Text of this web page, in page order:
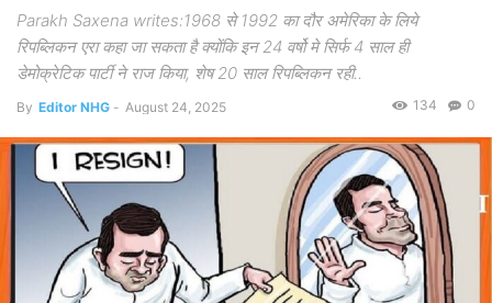
Parakh Saxena writes:1968 से 1992 का दौर अमेरिका के लिये
रिपब्लिकन एरा कहा जा सकता है क्योंकि इन 24 वर्षो मे सिर्फ 4 साल ही
डेमोक्रेटिक पार्टी ने राज किया, शेष 20 साल रिपब्लिकन रही..
By Editor NHG - August 24, 2025 0
134